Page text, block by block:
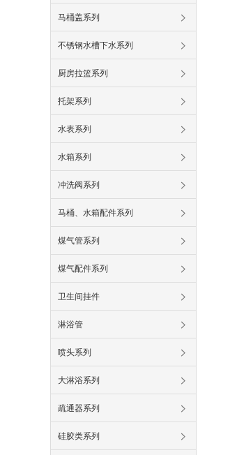
马桶盖系列
不锈钢水槽下水系列
厨房拉篮系列
托架系列
水表系列
水箱系列
冲洗阀系列
马桶、水箱配件系列
煤气管系列
煤气配件系列
卫生间挂件
淋浴管
喷头系列
大淋浴系列
疏通器系列
硅胶类系列